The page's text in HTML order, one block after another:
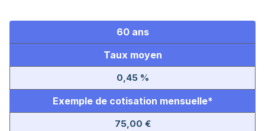
60 ans
Taux moyen
0,45 %
Exemple de cotisation mensuelle*
75,00 €